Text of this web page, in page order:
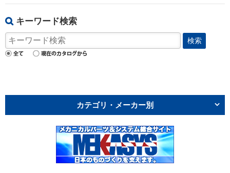
キーワード検索
検索
カテゴリ・メーカー別